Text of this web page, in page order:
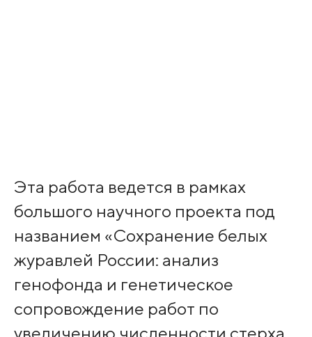
Эта работа ведется в рамках
большого научного проекта под
названием «Сохранение белых
журавлей России: анализ
генофонда и генетическое
сопровождение работ по